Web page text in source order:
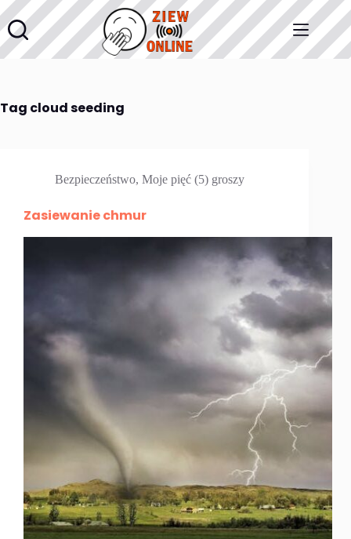
Przejdź
do
treści
Tag cloud seeding
Bezpieczeństwo, Moje pięć (5) groszy
Zasiewanie chmur